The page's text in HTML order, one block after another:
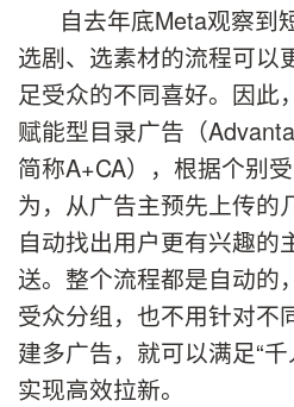
自去年底Meta观察到
选剧、选素材的流程可以
足受众的不同喜好。因此
赋能型目录广告（
简称A+CA），根据个别
为，从广告主预先上传的
自动找出用户更有兴趣的
送。整个流程都是自动的
受众分组，也不用针对不
建多广告，就可以满足“千
实现高效拉新。